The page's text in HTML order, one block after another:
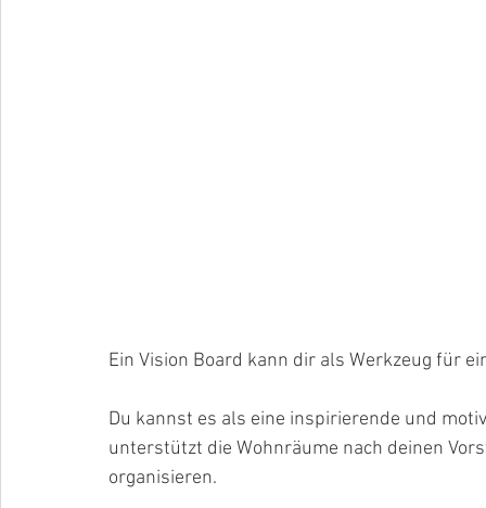
Ein Vision Board kann dir als Werkzeug für
Du kannst es als eine inspirierende und
unterstützt die Wohnräume nach deinen
organisieren.